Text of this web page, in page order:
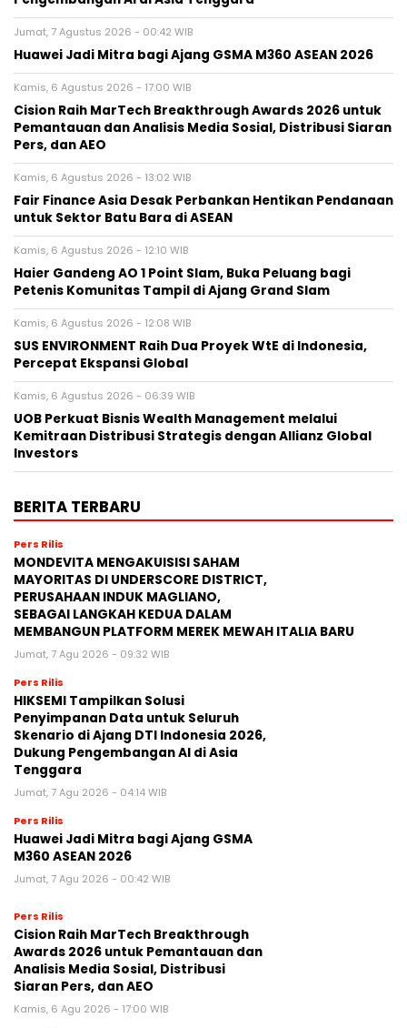
Jumat, 7 Agustus 2026 - 00:42 WIB
Huawei Jadi Mitra bagi Ajang GSMA M360 ASEAN 2026
Kamis, 6 Agustus 2026 - 17:00 WIB
Cision Raih MarTech Breakthrough Awards 2026 untuk
Pemantauan dan Analisis Media Sosial, Distribusi Siaran
Pers, dan AEO
Kamis, 6 Agustus 2026 - 13:02 WIB
Fair Finance Asia Desak Perbankan Hentikan Pendanaan
untuk Sektor Batu Bara di ASEAN
Kamis, 6 Agustus 2026 - 12:10 WIB
Haier Gandeng AO 1 Point Slam, Buka Peluang bagi
Petenis Komunitas Tampil di Ajang Grand Slam
Kamis, 6 Agustus 2026 - 12:08 WIB
SUS ENVIRONMENT Raih Dua Proyek WtE di Indonesia,
Percepat Ekspansi Global
Kamis, 6 Agustus 2026 - 06:39 WIB
UOB Perkuat Bisnis Wealth Management melalui
Kemitraan Distribusi Strategis dengan Allianz Global
Investors
BERITA TERBARU
Pers Rilis
MONDEVITA MENGAKUISISI SAHAM
MAYORITAS DI UNDERSCORE DISTRICT,
PERUSAHAAN INDUK MAGLIANO,
SEBAGAI LANGKAH KEDUA DALAM
MEMBANGUN PLATFORM MEREK MEWAH ITALIA BARU
Jumat, 7 Agu 2026 - 09:32 WIB
Pers Rilis
HIKSEMI Tampilkan Solusi
Penyimpanan Data untuk Seluruh
Skenario di Ajang DTI Indonesia 2026,
Dukung Pengembangan AI di Asia
Tenggara
Jumat, 7 Agu 2026 - 04:14 WIB
Pers Rilis
Huawei Jadi Mitra bagi Ajang GSMA
M360 ASEAN 2026
Jumat, 7 Agu 2026 - 00:42 WIB
Pers Rilis
Cision Raih MarTech Breakthrough
Awards 2026 untuk Pemantauan dan
Analisis Media Sosial, Distribusi
Siaran Pers, dan AEO
Kamis, 6 Agu 2026 - 17:00 WIB